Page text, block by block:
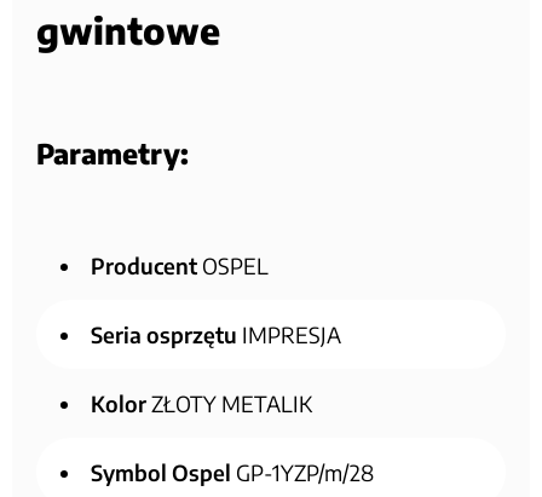
gwintowe
Parametry:
Producent OSPEL
Seria osprzętu IMPRESJA
KolorZŁOTY METALIK
Symbol Ospel GP-1YZP/m/28